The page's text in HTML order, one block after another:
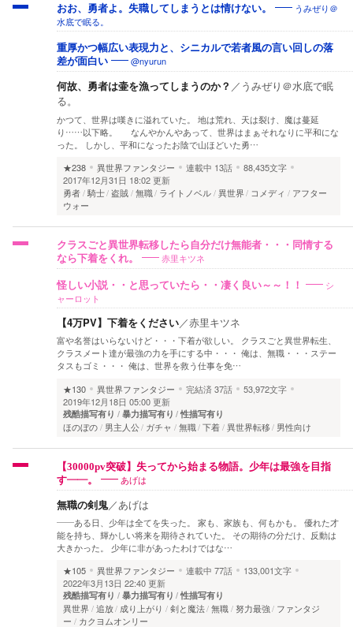
おお、勇者よ。失職してしまうとは情けない。
うみぜり＠
水底で眠る。
重厚かつ幅広い表現力と、シニカルで若者風の言い回しの落
差が面白い
@nyurun
何故、勇者は壷を漁ってしまうのか？ ／ うみぜり＠水底で眠
る。
かつて、世界は嘆きに溢れていた。 地は荒れ、天は裂け、魔は蔓延
り……以下略。 なんやかんやあって、世界はまぁそれなりに平和にな
った。 しかし、平和になったお陰で山ほどいた勇…
★238
異世界ファンタジー 連載中 13話
88,435文字
2017年12月31日 18:02 更新
勇者 騎士 盗賊 無職 ライトノベル 異世界 コメディ
アフター
ウォー
クラスごと異世界転移したら自分だけ無能者・・・同情する
なら下着をくれ。
赤里キツネ
怪しい小説・・と思っていたら・・凄く良い～～！！
シ
ャーロット
【4万PV】下着をください／赤里キツネ
富や名誉はいらないけど・・・下着が欲しい。 クラスごと異世界転生、
クラスメート達が最強の力を手にする中・・・ 俺は、無職・・・ステー
タスもゴミ・・・ 俺は、世界を救う仕事を免…
★130
異世界ファンタジー 完結済37話
53,972文字
2019年12月18日 05:00 更新
残酷描写有り 暴力描写有り 性描写有り
ほのぼの 男主人公 ガチャ 無職 下着 異世界転移 男性向け
【30000pv突破】失ってから始まる物語。少年は最強を目指
す――。
あげは
無職の剣鬼／あげは
――ある日、少年は全てを失った。 家も、家族も、何もかも。 優れた才
能を持ち、輝かしい将来を期待されていた。 その期待の分だけ、反動は
大きかった。 少年に非があったわけではな…
★105
異世界ファンタジー 連載中 77話
133,001文字
2022年3月13日 22:40 更新
残酷描写有り 暴力描写有り 性描写有り
異世界 追放 成り上がり 剣と魔法 無職 努力最強 ファンタジ
ー
カクヨムオンリー